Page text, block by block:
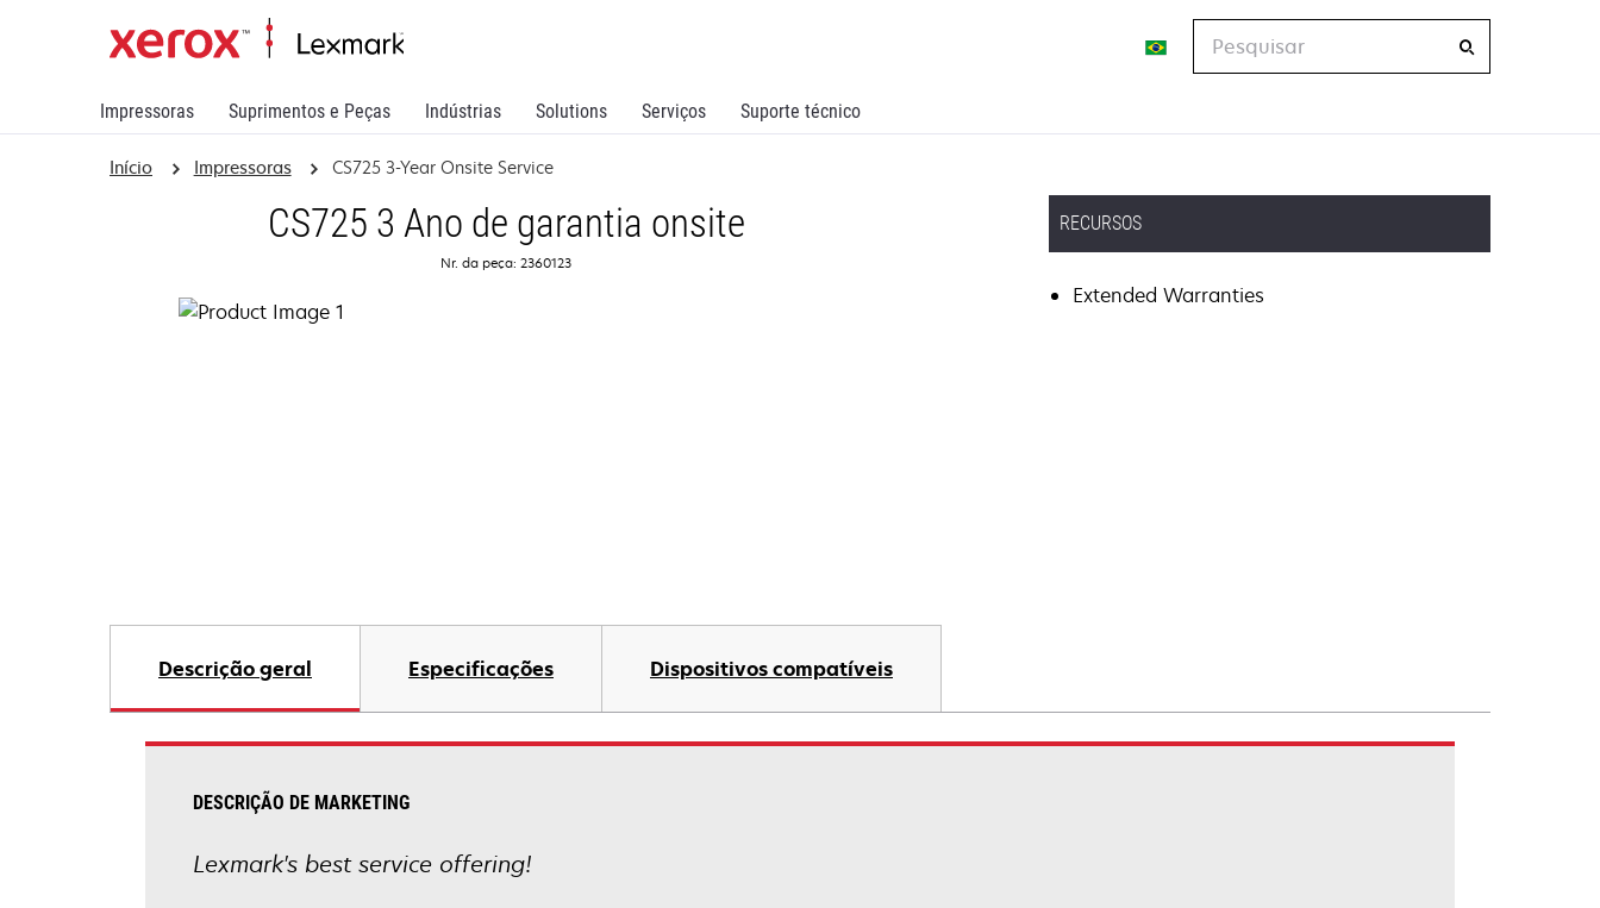
Impressoras Suprimentos e Peças Indústrias Solutions Serviços Suporte técnico
Início Impressoras CS725 3-Year Onsite Service
CS725 3 Ano de garantia onsite
Nr. da peça: 2360123
RECURSOS
Extended Warranties
Descrição geral Especificações Dispositivos compatíveis
DESCRIÇÃO DE MARKETING
Lexmark's best service offering!